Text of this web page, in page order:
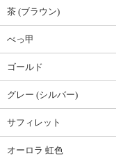
茶 (ブラウン)
べっ甲
ゴールド
グレー (シルバー)
サフィレット
オーロラ 虹色